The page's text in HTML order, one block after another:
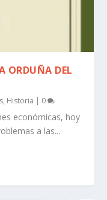
ORDUÑA DEL
, Historia | 0
económicas, hoy
a las...